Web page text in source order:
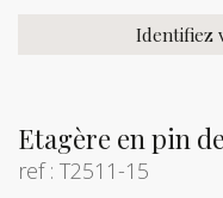
Etagère en pin
ref : T2511-15
Identifiez